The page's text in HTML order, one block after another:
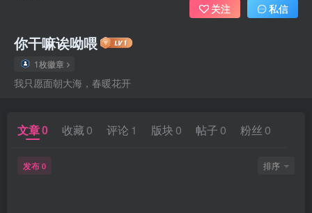
你干嘛诶呦喂
1枚徽章
我只愿面朝大海，春暖花开
关注 私信
文章0 收藏 0 评论 1 版块 0 帖子 0 粉丝 0
发布 0 排序